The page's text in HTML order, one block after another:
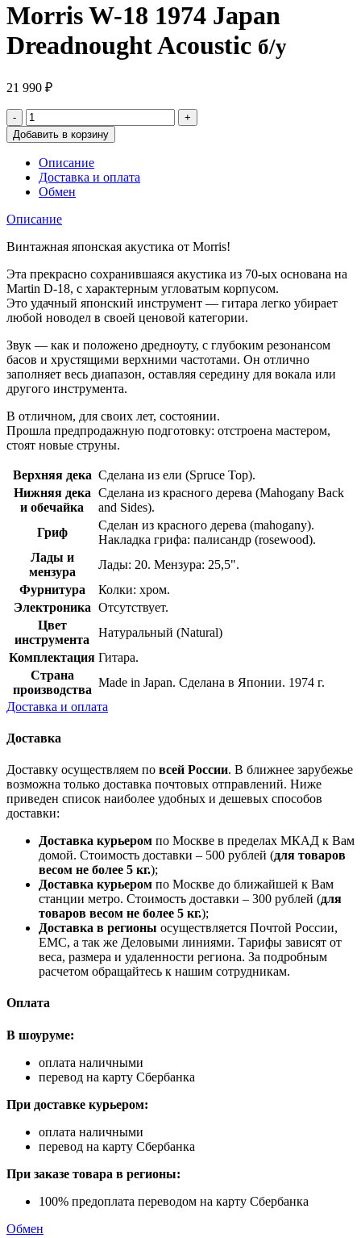
Morris W-18 1974 Japan
Dreadnought Acoustic б/у
21 990 ₽
Добавить в корзину
Описание
Доставка и оплата
Обмен
Описание
Винтажная японская акустика от Morris!
Эта прекрасно сохранившаяся акустика из 70-ых основана на
Martin D-18, с характерным угловатым корпусом.
Это удачный японский инструмент — гитара легко убирает
любой новодел в своей ценовой категории.
Звук — как и положено дредноуту, с глубоким резонансом
басов и хрустящими верхними частотами. Он отлично
заполняет весь диапазон, оставляя середину для вокала или
другого инструмента.
В отличном, для своих лет, состоянии.
Прошла предпродажную подготовку: отстроена мастером,
стоят новые струны.
Верхняя дека Сделана из ели (Spruce Top).
Нижняя дека
и обечайка
Сделана из красного дерева (Mahogany Back
and Sides).
Гриф
Сделан из красного дерева (mahogany).
Накладка грифа: палисандр (rosewood).
Лады и
мензура
Лады: 20. Мензура: 25,5".
Фурнитура
Колки: хром.
Электроника Отсутствует.
Цвет
инструмента
Натуральный (Natural)
Комплектация Гитара.
Страна
производства
Made in Japan. Сделана в Японии. 1974 г.
Доставка и оплата
Доставка
Доставку осуществляем по всей России. В ближнее зарубежье
возможна только доставка почтовых отправлений. Ниже
приведен список наиболее удобных и дешевых способов
доставки:
Доставка курьером по Москве в пределах МКАД к Вам
домой. Стоимость доставки – 500 рублей (для товаров
весом не более 5 кг.);
Доставка курьером по Москве до ближайшей к Вам
станции метро. Стоимость доставки – 300 рублей (для
товаров весом не более 5 кг.);
Доставка в регионы осуществляется Почтой России,
ЕМС, а так же Деловыми линиями. Тарифы зависят от
веса, размера и удаленности региона. За подробным
расчетом обращайтесь к нашим сотрудникам.
Оплата
В шоуруме:
оплата наличными
перевод на карту Сбербанка
При доставке курьером:
оплата наличными
перевод на карту Сбербанка
При заказе товара в регионы:
100% предоплата переводом на карту Сбербанка
Обмен